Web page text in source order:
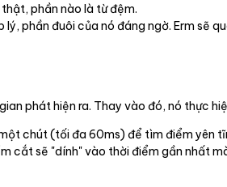
phần nào là từ đệm.
lý, phần đuôi của nó đáng ngờ. Erm
phát hiện ra. Thay vào đó, nó thực
chút (tối đa 60ms) để tìm điểm yên
cắt sẽ "dính" vào thời điểm gần nhất